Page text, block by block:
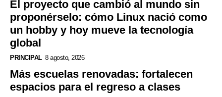
El proyecto que cambió al mundo sin
proponérselo: cómo Linux nació como
un hobby y hoy mueve la tecnología
global
PRINCIPAL 8 agosto, 2026
Más escuelas renovadas: fortalecen
espacios para el regreso a clases